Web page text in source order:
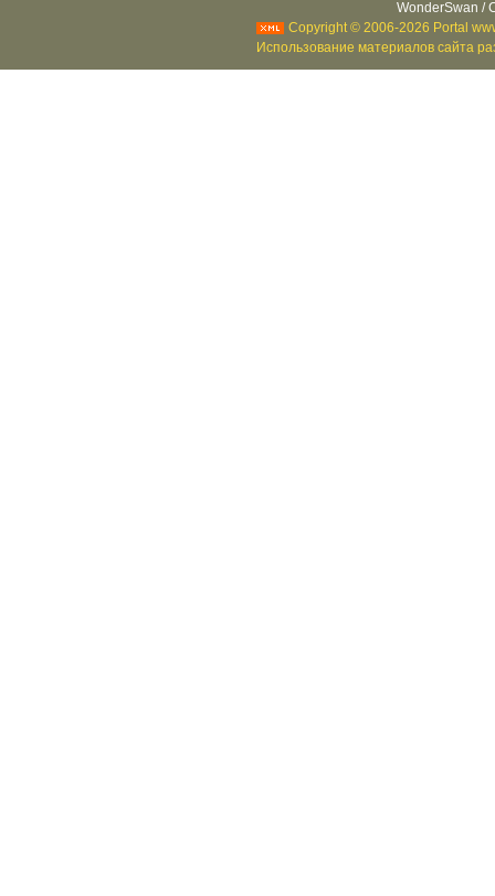
WonderSwan /
Copyright © 2006-2026 Portal
Использование материалов сайта